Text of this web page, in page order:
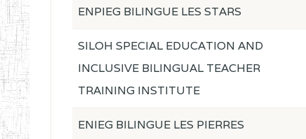
ENPIEG BILINGUE LES STARS
SILOH SPECIAL EDUCATION AND
INCLUSIVE BILINGUAL TEACHER
TRAINING INSTITUTE
ENIEG BILINGUE LES PIERRES